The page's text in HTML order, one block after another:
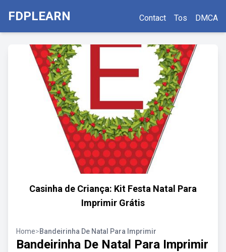
FDPLEARN Contact Tos DMCA
Casinha de Criança: Kit Festa Natal Para
Imprimir Grátis
Home>Bandeirinha De Natal Para Imprimir
Bandeirinha De Natal Para Imprimir